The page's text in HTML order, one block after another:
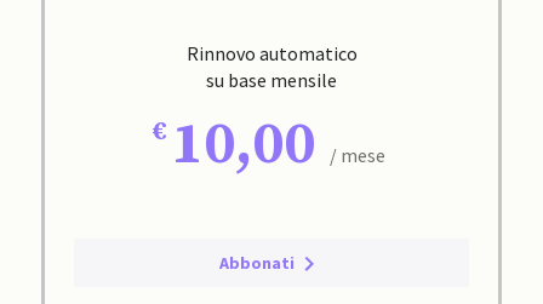
Rinnovo automatico
su base mensile
10,00 / mese
Abbonati